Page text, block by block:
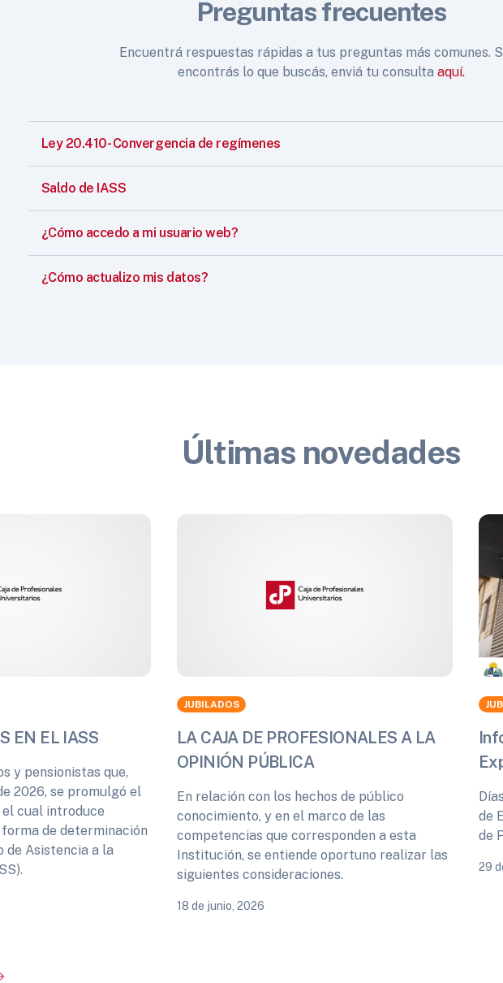
Preguntas frecuentes
Encuentrá respuestas rápidas a tus preguntas más comunes.
encontrás lo que buscás, enviá tu consulta aquí.
Ley 20.410- Convergencia de regímenes
Saldo de IASS
¿Cómo accedo a mi usuario web?
¿Cómo actualizo mis datos?
Últimas novedades
EN EL IASS
y pensionistas que,
2026, se promulgó el
el cual introduce
de determinación
de Asistencia a la
JUBILADOS
LA CAJA DE PROFESIONALES A LA
OPINIÓN PÚBLICA
En relación con los hechos de público
conocimiento, y en el marco de las
competencias que corresponden a esta
Institución, se entiende oportuno realizar las
siguientes consideraciones.
18 de junio, 2026
de
de
29